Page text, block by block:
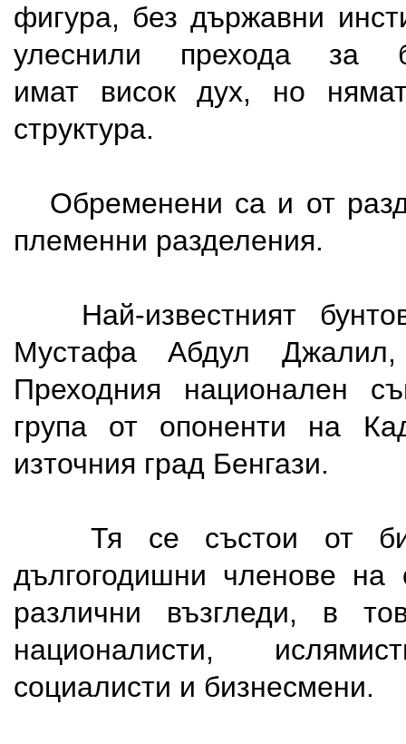
фигура, без държавни
улеснили прехода за
имат висок дух, но
структура.
Обременени са и от
племенни разделения.
Най-известният
Мустафа Абдул Джалил,
Преходния национален
група от опоненти на
източния град Бенгази.
Тя се състои от
дългогодишни членове на
различни възгледи, в
националисти,
социалисти и бизнесмени.